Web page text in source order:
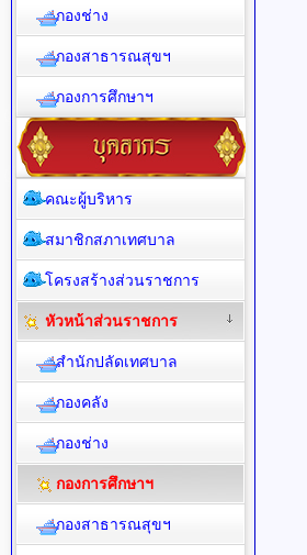
กองช่าง
กองสาธารณสุขฯ
กองการศึกษาฯ
คณะผู้บริหาร
สมาชิกสภาเทศบาล
โครงสร้างส่วนราชการ
หัวหน้าส่วนราชการ
สำนักปลัดเทศบาล
กองคลัง
กองช่าง
กองการศึกษาฯ
กองสาธารณสุขฯ